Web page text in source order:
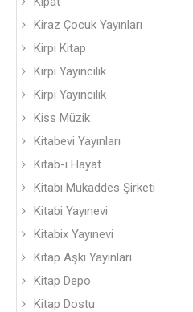
Kiraz Çocuk Yayınları
Kirpi Kitap
Kirpi Yayıncılık
Kirpi Yayıncılık
Kiss Müzik
Kitabevi Yayınları
Kitab-ı Hayat
Kitabı Mukaddes Şirketi
Kitabi Yayınevi
Kitabix Yayınevi
Kitap Aşkı Yayınları
Kitap Depo
Kitap Dostu